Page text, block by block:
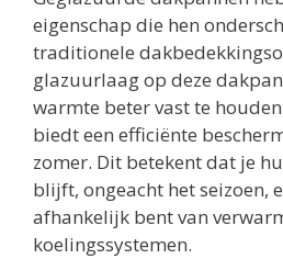
eigenschap die hen
traditionele
glazuurlaag op deze
warmte beter vast te
biedt een efficiënte
zomer. Dit betekent dat je
blijft, ongeacht het seizoen,
afhankelijk bent van
koelingssystemen.